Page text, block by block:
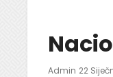
Admin Posted
22